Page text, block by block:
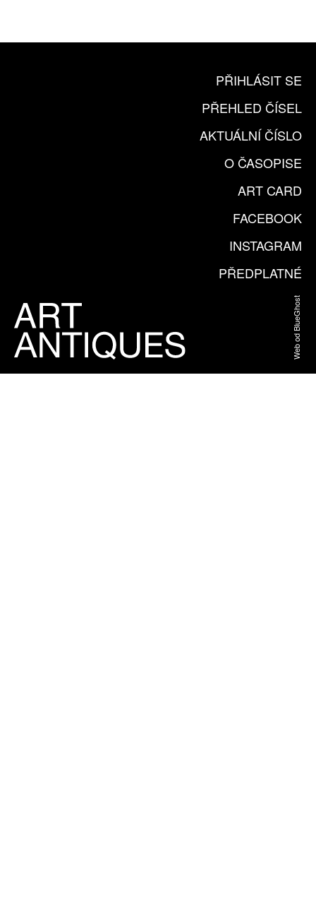
PŘIHLÁSIT SE
PŘEHLED ČÍSEL
AKTUÁLNÍ ČÍSLO
O ČASOPISE
ART CARD
FACEBOOK
INSTAGRAM
PŘEDPLATNÉ
Web od BlueGhost